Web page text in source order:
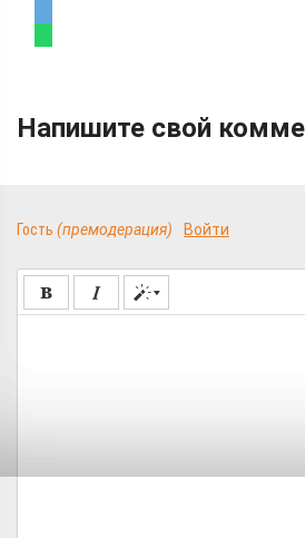
Напишите свой
Гость (премодерация) Войти